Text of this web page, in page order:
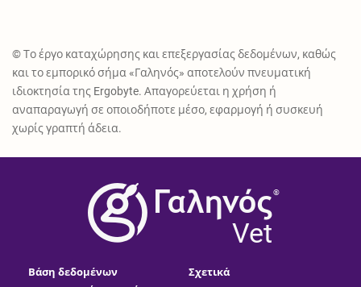
© Το έργο καταχώρησης και επεξεργασίας δεδομένων, καθώς
και το εμπορικό σήμα «Γαληνός» αποτελούν πνευματική
ιδιοκτησία της Ergobyte. Απαγορεύεται η χρήση ή
αναπαραγωγή σε οποιοδήποτε μέσο, εφαρμογή ή συσκευή
χωρίς γραπτή άδεια.
®
Vet
Βάση δεδομένων
Σχετικά